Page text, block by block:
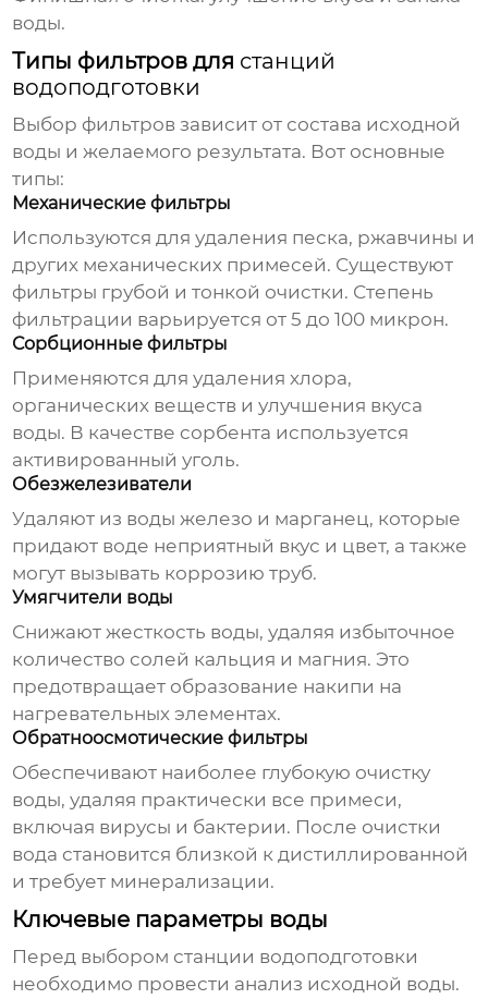
воды.
Типы фильтров для станций
водоподготовки
Выбор фильтров зависит от состава исходной
воды и желаемого результата. Вот основные
типы:
Механические фильтры
Используются для удаления песка, ржавчины и
других механических примесей. Существуют
фильтры грубой и тонкой очистки. Степень
фильтрации варьируется от 5 до 100 микрон.
Сорбционные фильтры
Применяются для удаления хлора,
органических веществ и улучшения вкуса
воды. В качестве сорбента используется
активированный уголь.
Обезжелезиватели
Удаляют из воды железо и марганец, которые
придают воде неприятный вкус и цвет, а также
могут вызывать коррозию труб.
Умягчители воды
Снижают жесткость воды, удаляя избыточное
количество солей кальция и магния. Это
предотвращает образование накипи на
нагревательных элементах.
Обратноосмотические фильтры
Обеспечивают наиболее глубокую очистку
воды, удаляя практически все примеси,
включая вирусы и бактерии. После очистки
вода становится близкой к дистиллированной
и требует минерализации.
Ключевые параметры воды
Перед выбором станции водоподготовки
необходимо провести анализ исходной воды.